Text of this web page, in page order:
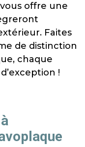
offre une
Faites
de distinction
chaque
!